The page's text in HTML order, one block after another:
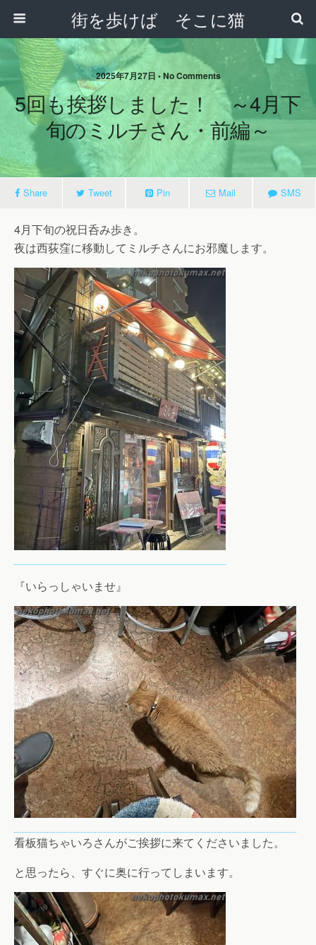
街を歩けば そこに猫
2025年7月27日 • No Comments
5回も挨拶しました！ ～4月下
旬のミルチさん・前編～
Share Tweet Pin Mail SMS
4月下旬の祝日呑み歩き。
夜は西荻窪に移動してミルチさんにお邪魔します。
『いらっしゃいませ』
看板猫ちゃいろさんがご挨拶に来てくださいました。
と思ったら、すぐに奥に行ってしまいます。